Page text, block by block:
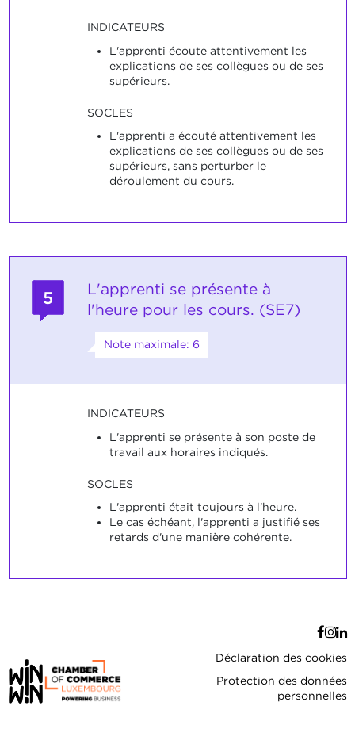
INDICATEURS
L'apprenti écoute attentivement les
explications de ses collègues ou de ses
supérieurs.
SOCLES
L'apprenti a écouté attentivement les
explications de ses collègues ou de ses
supérieurs, sans perturber le
déroulement du cours.
5
L'apprenti se présente à
l'heure pour les cours. (SE7)
Note maximale: 6
INDICATEURS
L'apprenti se présente à son poste de
travail aux horaires indiqués.
SOCLES
L'apprenti était toujours à l'heure.
Le cas échéant, l'apprenti a justifié ses
retards d'une manière cohérente.
Déclaration des cookies
Protection des données
personnelles